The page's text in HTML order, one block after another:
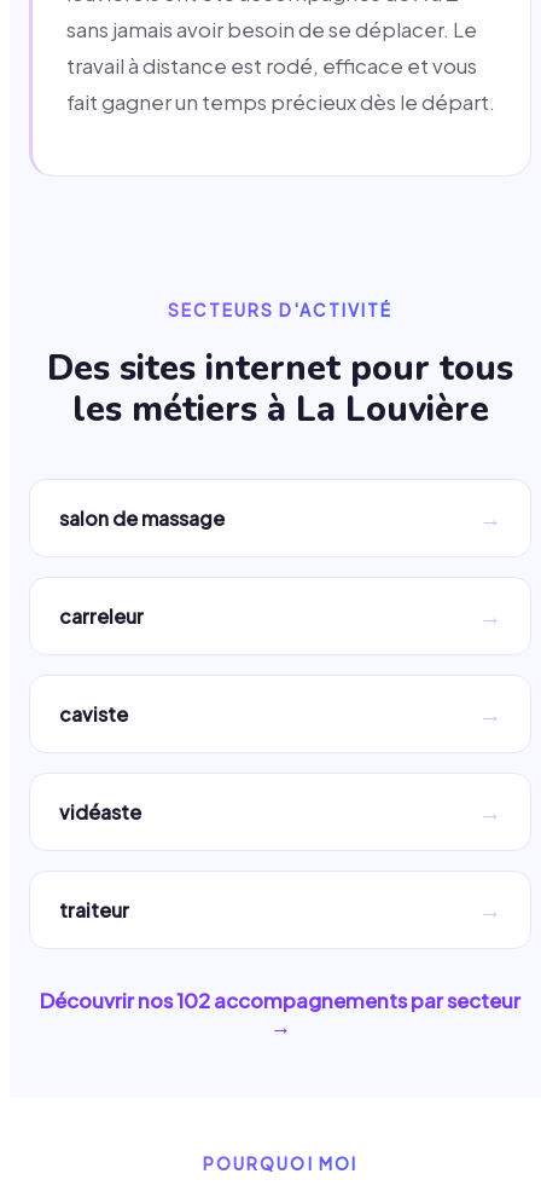
sans jamais avoir besoin de se déplacer. Le
travail à distance est rodé, efficace et vous
fait gagner un temps précieux dès le départ.
SECTEURS D'ACTIVITÉ
Des sites internet pour tous
les métiers à La Louvière
salon de massage →
carreleur →
caviste →
vidéaste →
traiteur →
Découvrir nos102accompagnements par secteur
→
POURQUOI MOI